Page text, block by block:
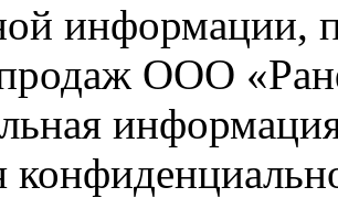
информации,
ООО